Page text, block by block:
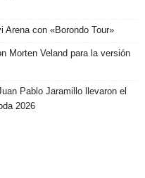
Arena con «Borondo Tour»
Morten Veland para la versión
Pablo Jaramillo llevaron el
2026